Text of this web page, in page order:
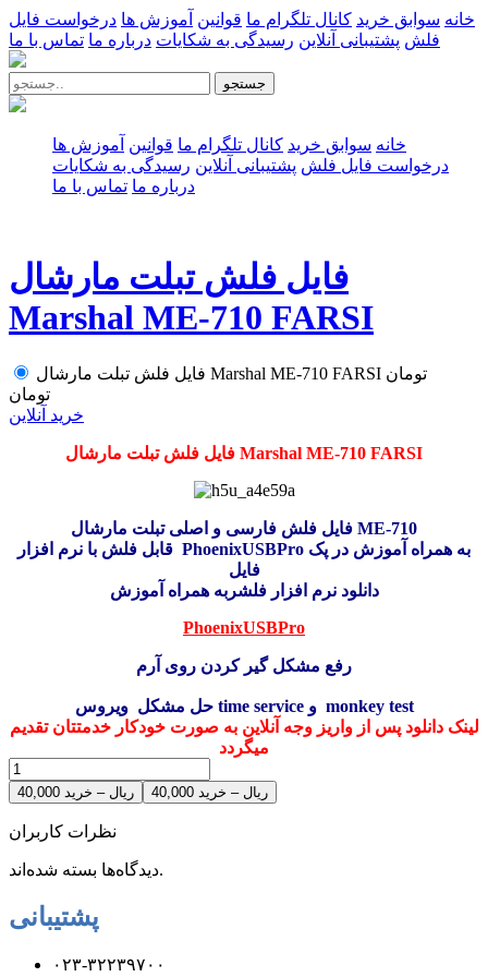
خانه سوابق خرید کانال تلگرام ما قوانین آموزش ها درخواست فایل
فلش پشتیبانی آنلاین رسیدگی به شکایات درباره ما تماس با ما
جستجو
خانه سوابق خرید کانال تلگرام ما قوانین آموزش ها
درخواست فایل فلش پشتیبانی آنلاین رسیدگی به شکایات
درباره ما تماس با ما
فایل فلش تبلت مارشال
Marshal ME-710 FARSI
فایل فلش تبلت مارشال Marshal ME-710 FARSI تومان
تومان
خرید آنلاین
فایل فلش تبلت مارشال Marshal ME-710 FARSI
فایل فلش فارسی و اصلی تبلت مارشال ME-710
قابل فلش با نرم افزار PhoenixUSBPro به همراه آموزش در پک
فایل
دانلود نرم افزار فلشربه همراه آموزش
PhoenixUSBPro
رفع مشکل گیر کردن روی آرم
حل مشکل ویروس time service و monkey test
لینک دانلود پس از واریز وجه آنلاین به صورت خودکار خدمتتان تقدیم
میگردد
40,000 ریال – خرید
نظرات کاربران
دیدگاه‌ها بسته شده‌اند.
پشتیبانی
۰۲۳-۳۲۲۳۹۷۰۰